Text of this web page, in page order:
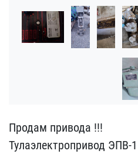
Продам привода !!!
Тулаэ​лектропривод ЭПВ-